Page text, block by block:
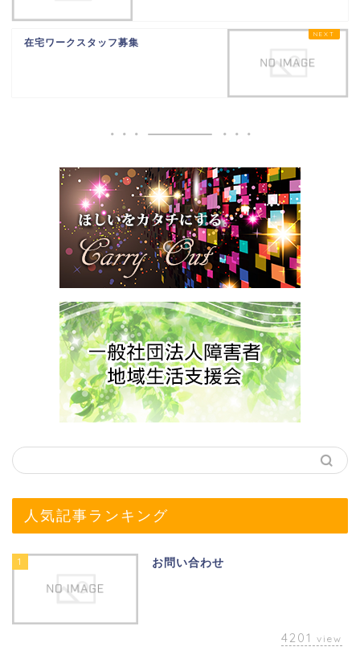
在宅ワークスタッフ募集
人気記事ランキング
1 お問い合わせ
4201 view